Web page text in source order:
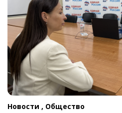
Новости , Общество